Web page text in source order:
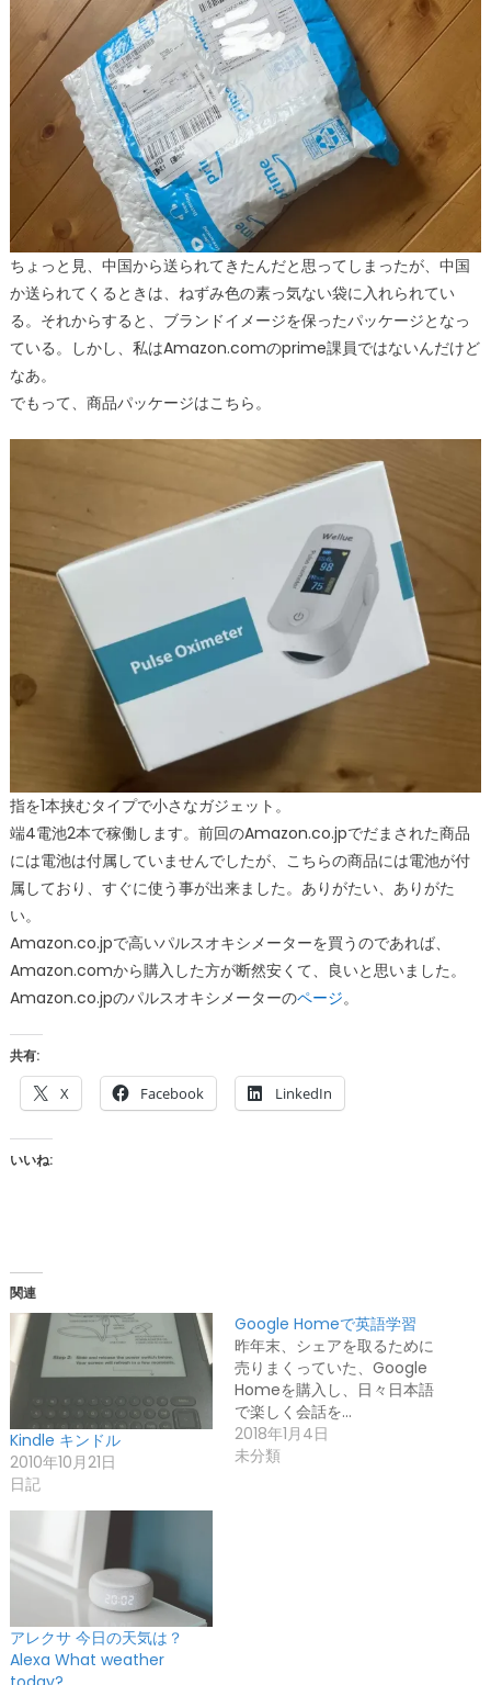
ちょっと見、中国から送られてきたんだと思ってしまったが、中国
か送られてくるときは、ねずみ色の素っ気ない袋に入れられてい
る。それからすると、ブランドイメージを保ったパッケージとなっ
ている。しかし、私はAmazon.comのprime課員ではないんだけど
なあ。
でもって、商品パッケージはこちら。
指を1本挟むタイプで小さなガジェット。
端4電池2本で稼働します。前回のAmazon.co.jpでだまされた商品
には電池は付属していませんでしたが、こちらの商品には電池が付
属しており、すぐに使う事が出来ました。ありがたい、ありがた
い。
Amazon.co.jpで高いパルスオキシメーターを買うのであれば、
Amazon.comから購入した方が断然安くて、良いと思いました。
Amazon.co.jpのパルスオキシメーターのページ。
共有:
X Facebook LinkedIn
いいね:
関連
Kindle キンドル
2010年10月21日
日記
Google Homeで英語学習
昨年末、シェアを取るために
売りまくっていた、Google
Homeを購入し、日々日本語
で楽しく会話を…
2018年1月4日
未分類
アレクサ 今日の天気は？
Alexa What weather